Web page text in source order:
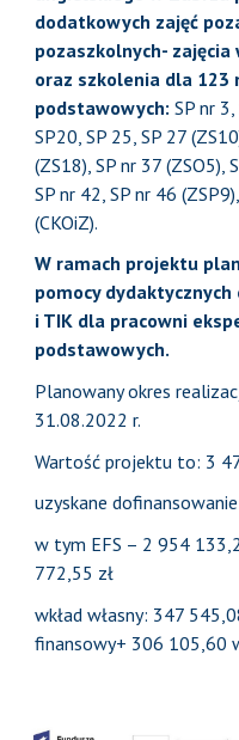
dodatkowych zajęć
pozaszkolnych-
oraz szkolenia dla 123
podstawowych: SP nr
SP20, SP 25, SP 27
(ZS18), SP nr 37 (ZSO5),
SP nr 42, SP nr 46
(CKOiZ).
W ramach projektu
pomocy
i TIK dla pracowni
podstawowych.
Planowany okres
31.08.2022 r.
Wartość projektu to: 3
uzyskane
w tym EFS – 2 954
772,55 zł
wkład własny: 347
finansowy+ 306 105,60